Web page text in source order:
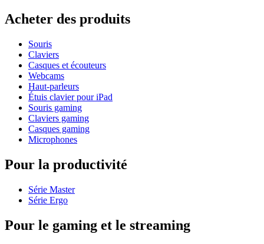
Acheter des produits
Souris
Claviers
Casques et écouteurs
Webcams
Haut-parleurs
Étuis clavier pour iPad
Souris gaming
Claviers gaming
Casques gaming
Microphones
Pour la productivité
Série Master
Série Ergo
Pour le gaming et le streaming